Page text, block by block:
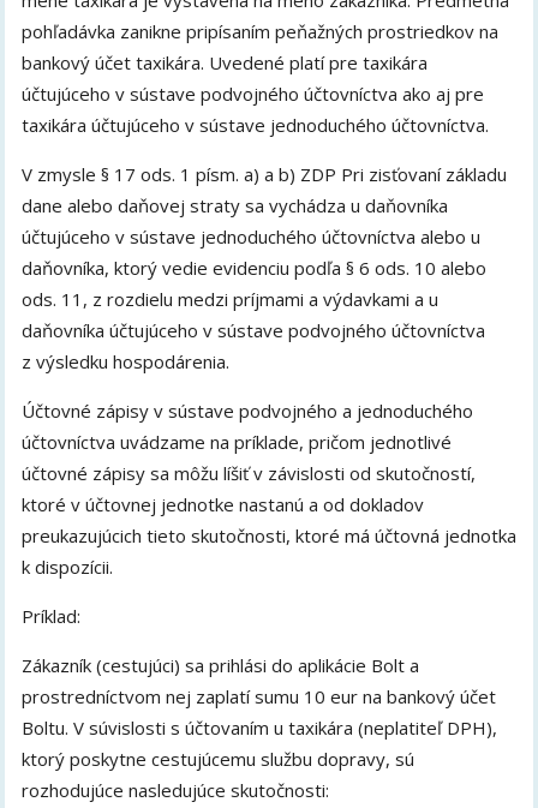
pohľadávka zanikne pripísaním peňažných prostriedkov na
bankový účet taxikára. Uvedené platí pre taxikára
účtujúceho v sústave podvojného účtovníctva ako aj pre
taxikára účtujúceho v sústave jednoduchého účtovníctva.
V zmysle § 17 ods. 1 písm. a) a b) ZDP Pri zisťovaní základu
dane alebo daňovej straty sa vychádza u daňovníka
účtujúceho v sústave jednoduchého účtovníctva alebo u
daňovníka, ktorý vedie evidenciu podľa § 6 ods. 10 alebo
ods. 11, z rozdielu medzi príjmami a výdavkami a u
daňovníka účtujúceho v sústave podvojného účtovníctva
z výsledku hospodárenia.
Účtovné zápisy v sústave podvojného a jednoduchého
účtovníctva uvádzame na príklade, pričom jednotlivé
účtovné zápisy sa môžu líšiť v závislosti od skutočností,
ktoré v účtovnej jednotke nastanú a od dokladov
preukazujúcich tieto skutočnosti, ktoré má účtovná jednotka
k dispozícii.
Príklad:
Zákazník (cestujúci) sa prihlási do aplikácie Bolt a
prostredníctvom nej zaplatí sumu 10 eur na bankový účet
Boltu. V súvislosti s účtovaním u taxikára (neplatiteľ DPH),
ktorý poskytne cestujúcemu službu dopravy, sú
rozhodujúce nasledujúce skutočnosti: